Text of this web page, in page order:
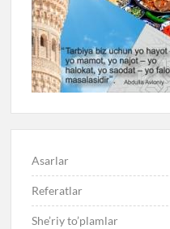
Asarlar
Referatlar
She’riy to’plamlar